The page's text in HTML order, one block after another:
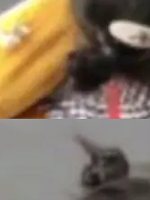
包
队
经
运与
场
负
求
续
系
板
X3
来
ELI
的